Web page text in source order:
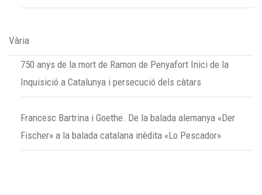
Vària
750 anys de la mort de Ramon de Penyafort Inici de la
Inquisició a Catalunya i persecució dels càtars
Francesc Bartrina i Goethe. De la balada alemanya «Der
Fischer» a la balada catalana inèdita «Lo Pescador»